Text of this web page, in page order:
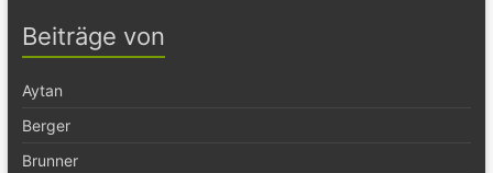
Beiträge von
Aytan
Berger
Brunner